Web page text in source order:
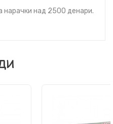
нарачки над 2500 денари.